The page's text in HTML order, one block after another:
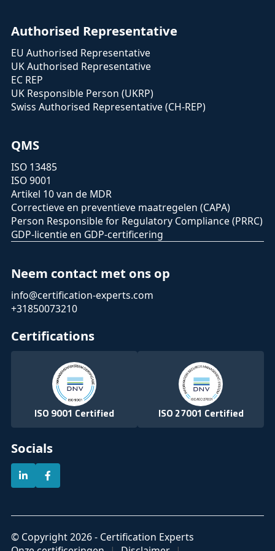
Authorised Representative
EU Authorised Representative
UK Authorised Representative
EC REP
UK Responsible Person (UKRP)
Swiss Authorised Representative (CH-REP)
QMS
ISO 13485
ISO 9001
Artikel 10 van de MDR
Correctieve en preventieve maatregelen (CAPA)
Person Responsible for Regulatory Compliance (PRRC)
GDP-licentie en GDP-certificering
Neem contact met ons op
info@certification-experts.com
+31850073210
Certifications
ISO 9001 Certified ISO 27001 Certified
Socials
© Copyright 2026 - Certification Experts